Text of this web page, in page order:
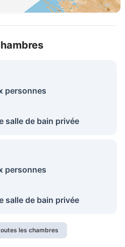
personnes
salle de bain privée
personnes
salle de bain privée
les chambres